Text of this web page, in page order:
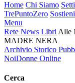
Home Chi Siamo
TrePuntoZero
Menu
Rete News Libri Alle
MADRE NERA
Archivio Storico
NoiDonne Online
Cerca